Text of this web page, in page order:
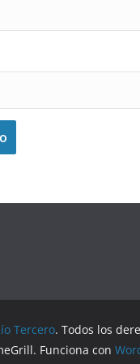
Tercero. Todos los
Funciona con